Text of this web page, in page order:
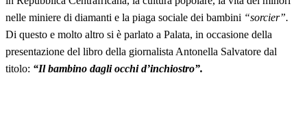
nelle miniere di diamanti e la piaga sociale dei bambini “sorcier”.
Di questo e molto altro si è parlato a Palata, in occasione della
presentazione del libro della giornalista Antonella Salvatore dal
titolo: “Il bambino dagli occhi d’inchiostro”.